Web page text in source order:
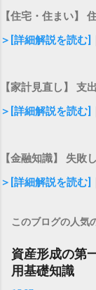
【住宅・住まい】
＞[詳細解説を読む]
【家計見直し】 支
＞[詳細解説を読む]
【金融知識】 失敗
＞[詳細解説を読む]
このブログの人気
資産形成の第
用基礎知識